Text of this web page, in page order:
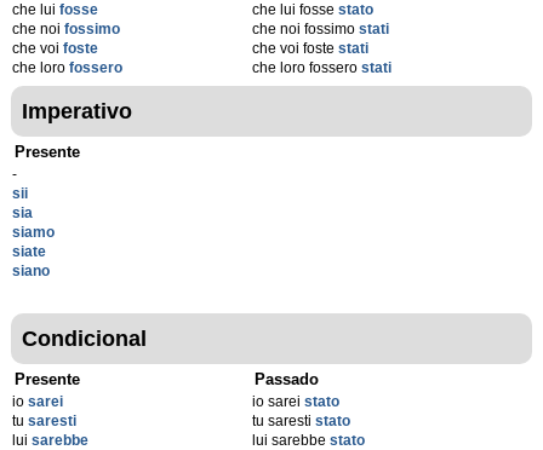
che lui fosse
che noi fossimo
che voi foste
che loro fossero
che lui fossestato
che noi fossimostati
che voi fostestati
che loro fosserostati
Imperativo
Presente
-
sii
sia
siamo
siate
siano
Condicional
Presente
io sarei
tu saresti
lui sarebbe
Passado
io sareistato
tu sarestistato
lui sarebbestato